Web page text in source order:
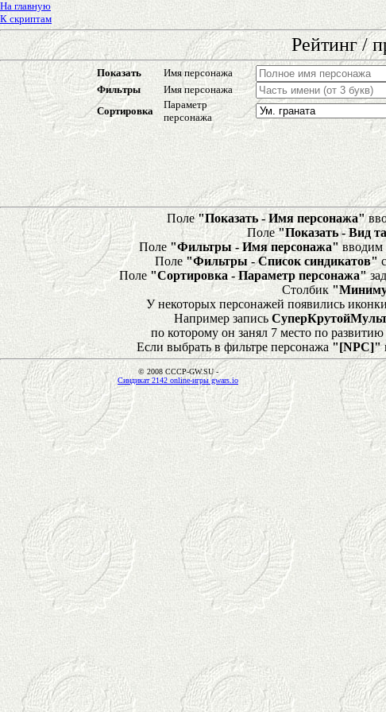
На главную
К скриптам
Рейтинг /
Показать Имя персонажа
Фильтры
Имя персонажа
Сортировка
Параметр
персонажа
Поле"Показать - Имя персонажа"
Поле"Показать - Вид
Поле "Фильтры - Имя персонажа" вводим
Поле "Фильтры - Список синдикатов"
Поле "Сортировка - Параметр персонажа"
Столбик
У некоторых персонажей появились
Например запись
по которому он занял 7 место по развитию
Если выбрать в фильтре персонажа "[NPC]"
© 2008 CCCP-GW.SU -
Синдикат 2142 online-игры gwars.io